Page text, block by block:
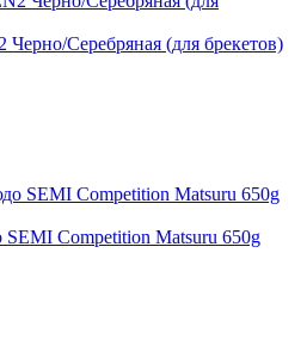
Серебряная (для брекетов)
Competition Matsuru 650g